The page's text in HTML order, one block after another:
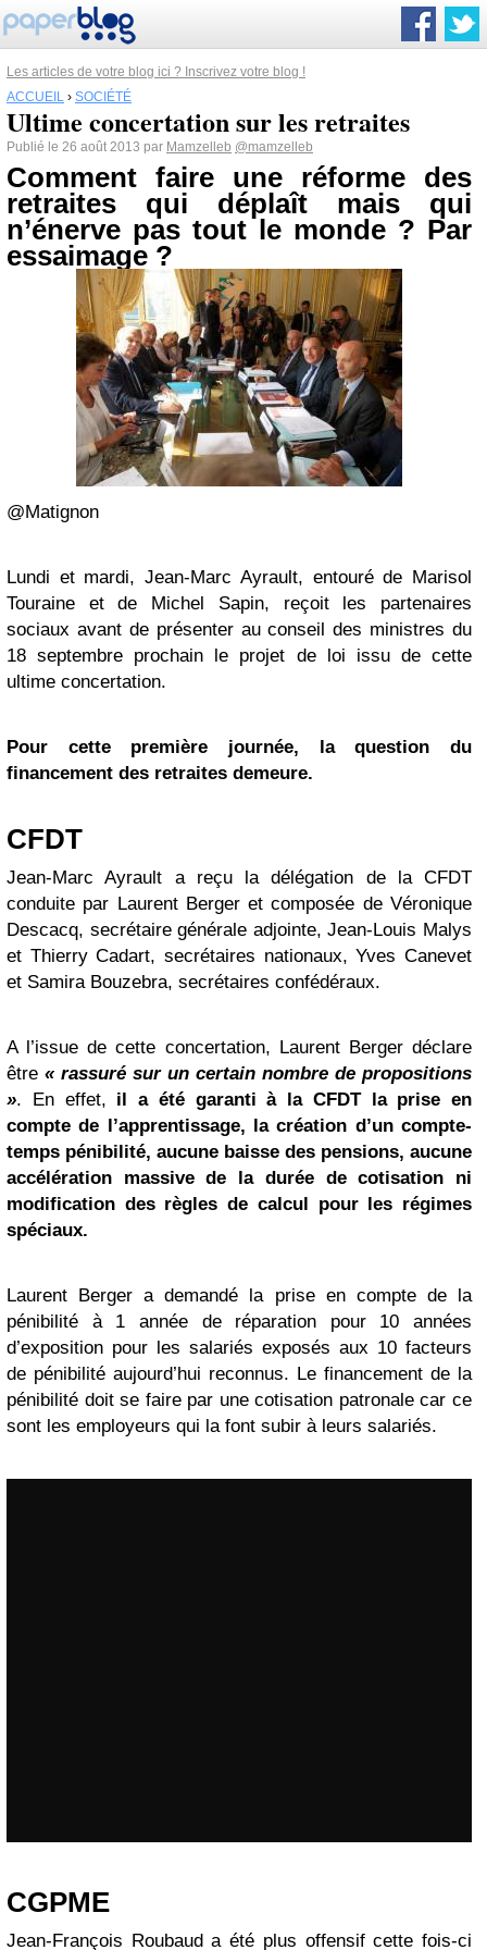
Les articles de votre blog ici ? Inscrivez votre blog !
ACCUEIL › SOCIÉTÉ
Ultime concertation sur les retraites
Publié le 26 août 2013 par Mamzelleb @mamzelleb
Comment faire une réforme des
retraites qui déplaît mais qui
n’énerve pas tout le monde ? Par
essaimage ?
@Matignon
Lundi et mardi, Jean-Marc Ayrault, entouré de Marisol
Touraine et de Michel Sapin, reçoit les partenaires
sociaux avant de présenter au conseil des ministres du
18 septembre prochain le projet de loi issu de cette
ultime concertation.
Pour cette première journée, la question du
financement des retraites demeure.
CFDT
Jean-Marc Ayrault a reçu la délégation de la CFDT
conduite par Laurent Berger et composée de Véronique
Descacq, secrétaire générale adjointe, Jean-Louis Malys
et Thierry Cadart, secrétaires nationaux, Yves Canevet
et Samira Bouzebra, secrétaires confédéraux.
A l’issue de cette concertation, Laurent Berger déclare
être « rassuré sur un certain nombre de propositions
». En effet, il a été garanti à la CFDT la prise en
compte de l’apprentissage, la création d’un compte-
temps pénibilité, aucune baisse des pensions, aucune
accélération massive de la durée de cotisation ni
modification des règles de calcul pour les régimes
spéciaux.
Laurent Berger a demandé la prise en compte de la
pénibilité à 1 année de réparation pour 10 années
d’exposition pour les salariés exposés aux 10 facteurs
de pénibilité aujourd’hui reconnus. Le financement de la
pénibilité doit se faire par une cotisation patronale car ce
sont les employeurs qui la font subir à leurs salariés.
CGPME
Jean-François Roubaud a été plus offensif cette fois-ci